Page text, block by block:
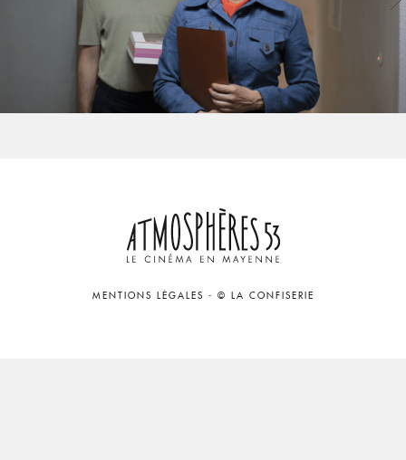
MENTIONS LÉGALES - © LA CONFISERIE